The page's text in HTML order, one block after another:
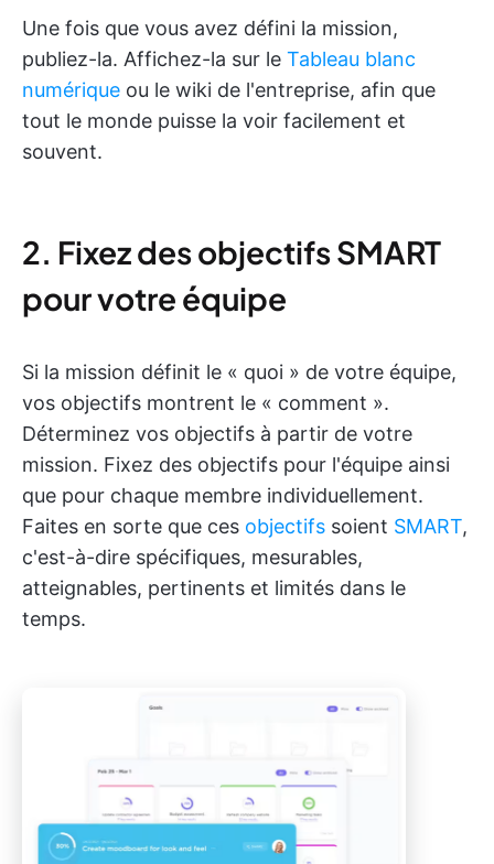
Une fois que vous avez défini la mission,
publiez-la. Affichez-la sur le Tableau blanc
numérique ou le wiki de l'entreprise, afin que
tout le monde puisse la voir facilement et
souvent.
2. Fixez des objectifs SMART
pour votre équipe
Si la mission définit le « quoi » de votre équipe,
vos objectifs montrent le « comment ».
Déterminez vos objectifs à partir de votre
mission. Fixez des objectifs pour l'équipe ainsi
que pour chaque membre individuellement.
Faites en sorte que ces objectifs soient SMART,
c'est-à-dire spécifiques, mesurables,
atteignables, pertinents et limités dans le
temps.